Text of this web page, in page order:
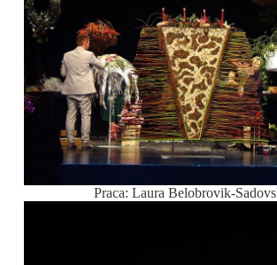
Praca: Laura Belobrovik-